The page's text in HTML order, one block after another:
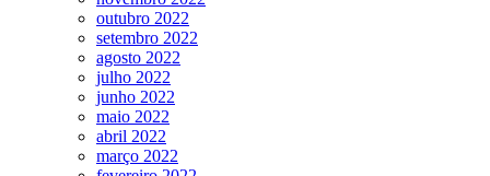
outubro 2022
setembro 2022
agosto 2022
julho 2022
junho 2022
maio 2022
abril 2022
março 2022